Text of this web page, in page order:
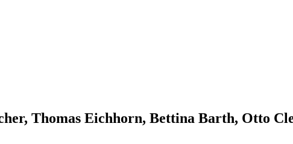
Thomas Eichhorn, Bettina Barth, Otto